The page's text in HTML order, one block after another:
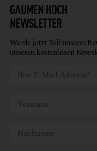
GAUMEN HOCH
NEWSLETTER
Werde jetzt Teil unserer
unseren kostenlosen